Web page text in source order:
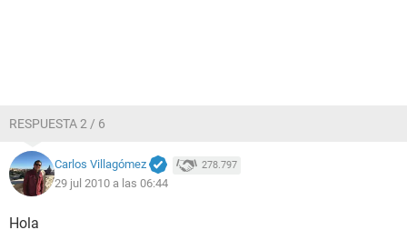
RESPUESTA 2 / 6
Carlos Villagómez 278.797
29 jul 2010 a las 06:44
Hola